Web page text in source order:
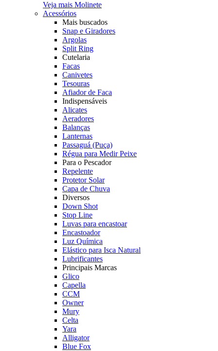
Veja mais Molinete
Acessórios
Mais buscados
Snap e Giradores
Argolas
Split Ring
Cutelaria
Facas
Canivetes
Tesouras
Afiador de Faca
Indispensáveis
Alicates
Aeradores
Balanças
Lanternas
Passaguá (Puça)
Régua para Medir Peixe
Para o Pescador
Repelente
Protetor Solar
Capa de Chuva
Diversos
Down Shot
Stop Line
Luvas para encastoar
Encastoador
Luz Química
Elástico para Isca Natural
Lubrificantes
Principais Marcas
Glico
Capella
CCM
Owner
Mury
Celta
Yara
Alligator
Blue Fox